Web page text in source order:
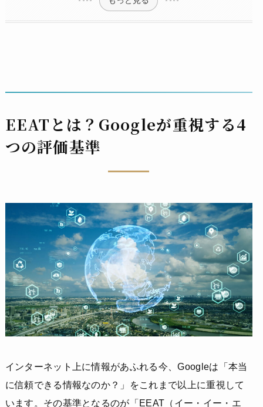
EEATとは？Googleが重視する4
つの評価基準
インターネット上に情報があふれる今、Googleは「本当
に信頼できる情報なのか？」をこれまで以上に重視して
います。その基準となるのが「EEAT（イー・イー・エ